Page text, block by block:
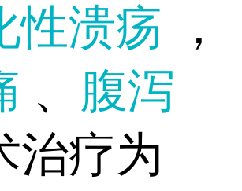
性溃疡
，
、 腹泻
治疗为